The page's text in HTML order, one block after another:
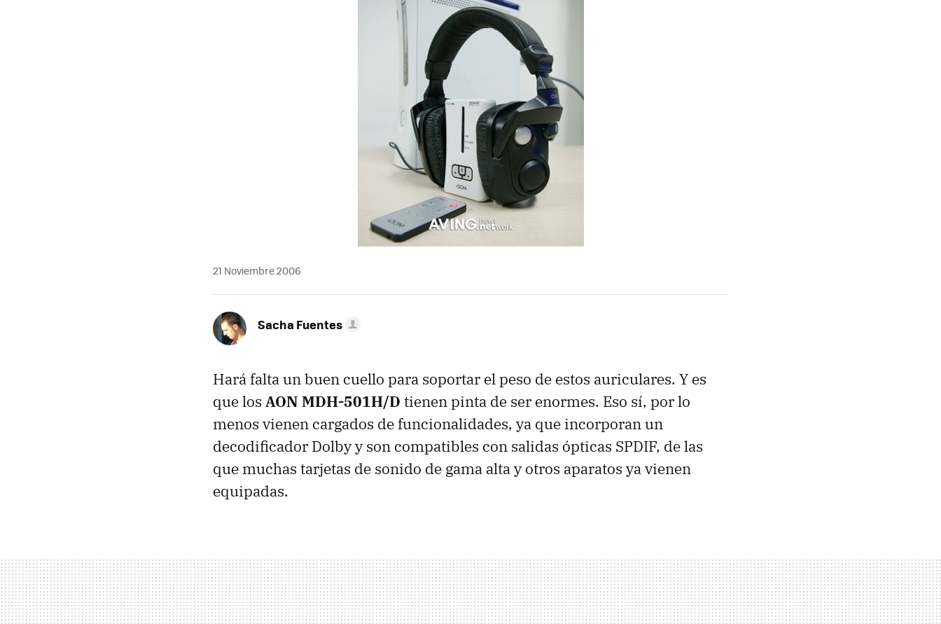
21 Noviembre 2006
Sacha Fuentes
Hará falta un buen cuello para soportar el peso de estos auriculares. Y es
que los AON MDH-501H/D tienen pinta de ser enormes. Eso sí, por lo
menos vienen cargados de funcionalidades, ya que incorporan un
decodificador Dolby y son compatibles con salidas ópticas SPDIF, de las
que muchas tarjetas de sonido de gama alta y otros aparatos ya vienen
equipadas.